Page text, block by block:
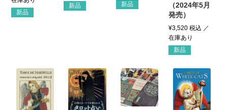
新品
新品 新品
（2024年5月
発売）
¥3,520税込
新品